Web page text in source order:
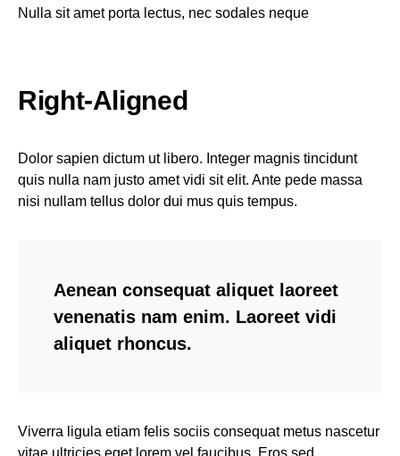
Nulla sit amet porta lectus, nec sodales neque
Right-Aligned
Dolor sapien dictum ut libero. Integer magnis tincidunt
quis nulla nam justo amet vidi sit elit. Ante pede massa
nisi nullam tellus dolor dui mus quis tempus.
Aenean consequat aliquet laoreet
venenatis nam enim. Laoreet vidi
aliquet rhoncus.
Viverra ligula etiam felis sociis consequat metus nascetur
vitae ultricies eget lorem vel faucibus. Eros sed